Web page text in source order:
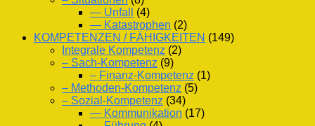
— Unfall
(4)
— Katastrophen (2)
KOMPETENZEN / FÄHIGKEITEN (149)
Integrale Kompetenz (2)
– Sach-Kompetenz (9)
– Finanz-Kompetenz (1)
– Methoden-Kompetenz (5)
– Sozial-Kompetenz (34)
— Kommunikation (17)